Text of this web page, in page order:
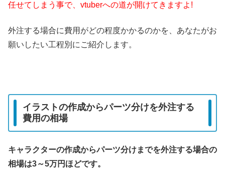
任せてしまう事で、vtuberへの道が開けてきますよ!
外注する場合に費用がどの程度かかるのかを、あなたがお
願いしたい工程別にご紹介します。
イラストの作成からパーツ分けを外注する
費用の相場
キャラクターの作成からパーツ分けまでを外注する場合の
相場は3～5万円ほどです。